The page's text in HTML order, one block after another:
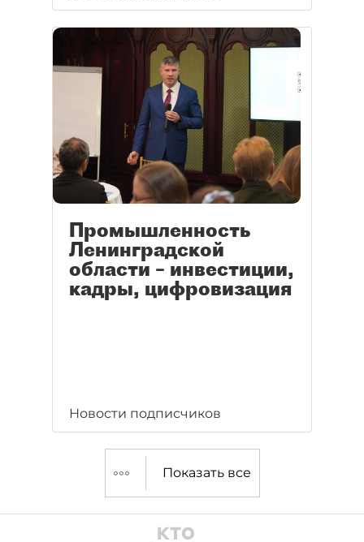
Промышленность
Ленинградской
области – инвестиции,
кадры, цифровизация
Новости подписчиков
Показать все